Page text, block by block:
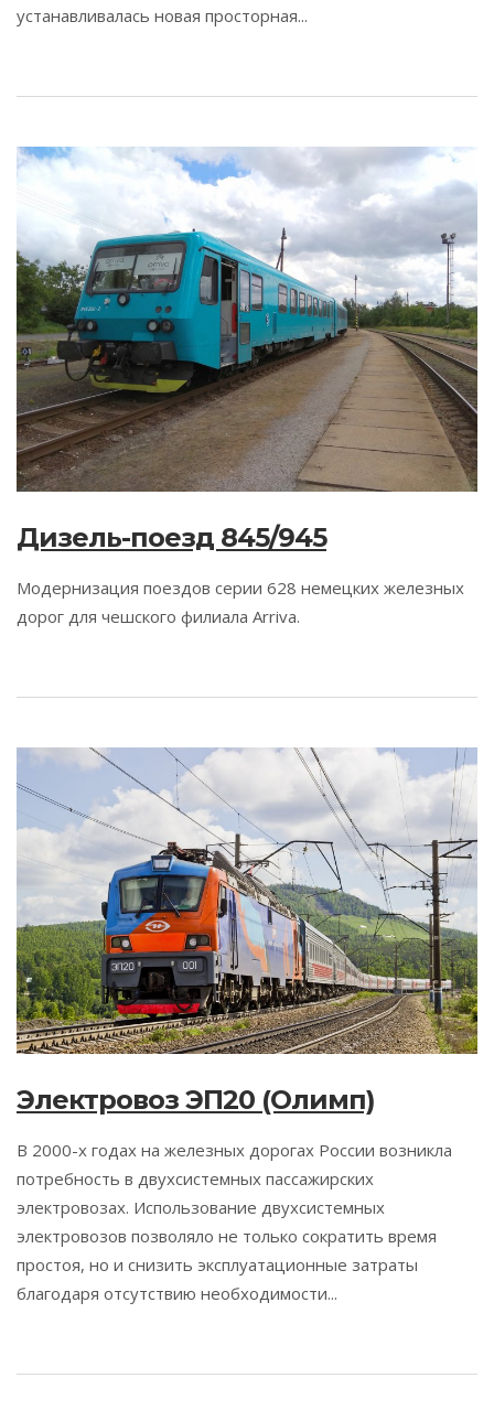
устанавливалась новая просторная...
Дизель-поезд 845/945
Модернизация поездов серии 628 немецких железных
дорог для чешского филиала Arriva.
Электровоз ЭП20 (Олимп)
В 2000-х годах на железных дорогах России возникла
потребность в двухсистемных пассажирских
электровозах. Использование двухсистемных
электровозов позволяло не только сократить время
простоя, но и снизить эксплуатационные затраты
благодаря отсутствию необходимости...